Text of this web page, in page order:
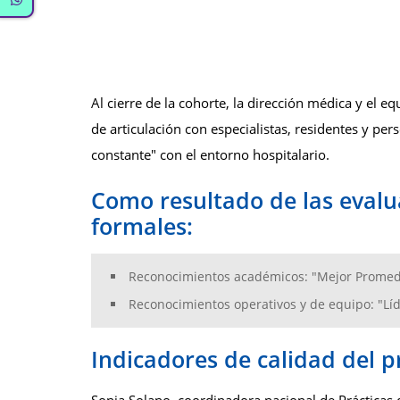
Al cierre de la cohorte, la dirección médica y el
de articulación con especialistas, residentes y
constante" con el entorno hospitalario.
Como resultado de las
formales:
Reconocimientos académicos: "Mejor
Reconocimientos operativos y de equipo:
Indicadores de calidad del